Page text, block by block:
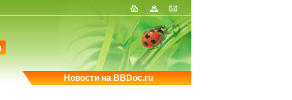
Новости на BBDoc.ru